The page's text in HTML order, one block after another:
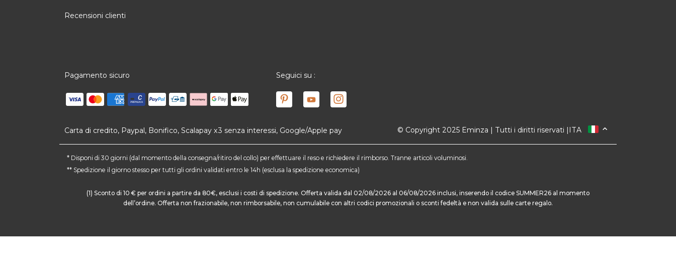
Recensioni clienti
Pagamento sicuro Seguici su :
Carta di credito, Paypal, Bonifico, Scalapay x3 senza interessi, Google/Apple pay © Copyright 2025 Eminza | Tutti i diritti riservati |
FRANCIA
SPAGNA
SVIZZERA
ITA
* Disponi di 30 giorni (dal momento della consegna/ritiro del collo) per effettuare il reso e richiedere il rimborso. Tranne articoli voluminosi.
** Spedizione il giorno stesso per tutti gli ordini validati entro le 14h (esclusa la spedizione economica)
(1) Sconto di 10 € per ordini a partire da 80€, esclusi i costi di spedizione. Offerta valida dal 02/08/2026 al 06/08/2026 inclusi, inserendo il codice SUMMER26 al momento
dell’ordine. Offerta non frazionabile, non rimborsabile, non cumulabile con altri codici promozionali o sconti fedeltà e non valida sulle carte regalo.